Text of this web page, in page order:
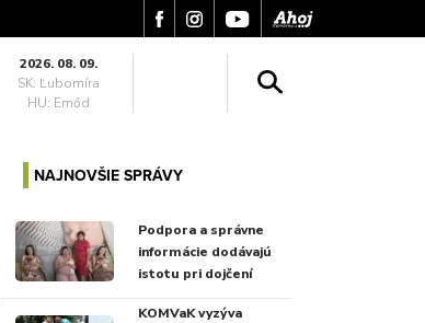
2026. 08. 09.
SK: Ľubomíra
HU: Emőd
NAJNOVŠIE SPRÁVY
Podpora a správne
informácie dodávajú
istotu pri dojčení
KOMVaK vyzýva